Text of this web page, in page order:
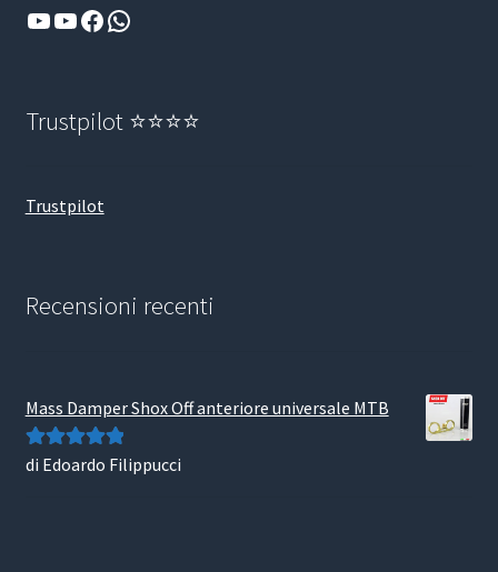
YouTube
YouTube
Facebook
WhatsApp
Trustpilot ⭐⭐⭐⭐
Trustpilot
Recensioni recenti
Mass Damper Shox Off anteriore universale MTB
Valutato5su
di Edoardo Filippucci